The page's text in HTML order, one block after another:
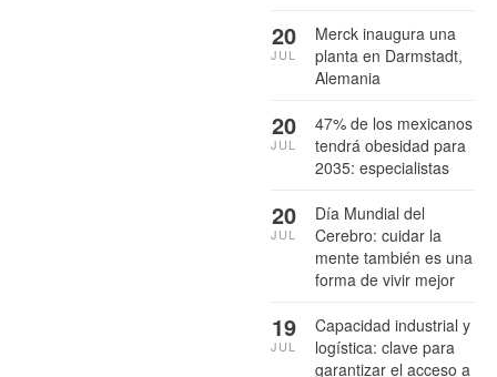
Merck inaugura una
planta en Darmstadt,
Alemania
20
JUL
47% de los mexicanos
tendrá obesidad para
2035: especialistas
20
JUL
Día Mundial del
Cerebro: cuidar la
mente también es una
forma de vivir mejor
20
JUL
Capacidad industrial y
logística: clave para
garantizar el acceso a
19
JUL